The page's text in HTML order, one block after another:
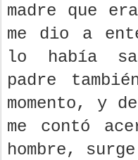
madre que
me dio a
lo había
padre
momento, y
me contó
hombre,